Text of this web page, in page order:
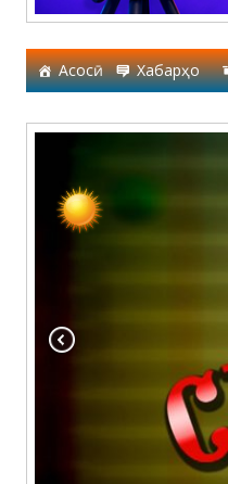
Асосӣ Хабарҳо